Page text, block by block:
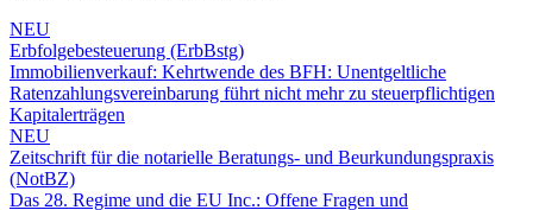
NEU
Erbfolgebesteuerung (ErbBstg)
Immobilienverkauf: Kehrtwende des BFH: Unentgeltliche
Ratenzahlungsvereinbarung führt nicht mehr zu steuerpflichtigen
Kapitalerträgen
NEU
Zeitschrift für die notarielle Beratungs- und Beurkundungspraxis
(NotBZ)
Das 28. Regime und die EU Inc.: Offene Fragen und